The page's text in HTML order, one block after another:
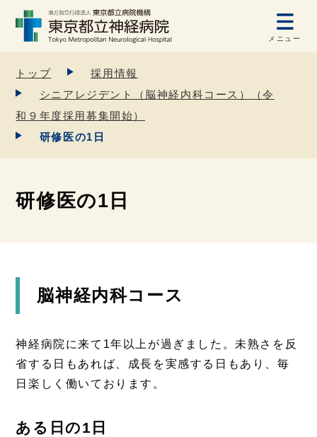
メニュー
トップ
採用情報
シニアレジデント（脳神経内科コース）（令
和９年度採用募集開始）
研修医の1日
研修医の1日
脳神経内科コース
神経病院に来て1年以上が過ぎました。未熟さを反
省する日もあれば、成長を実感する日もあり、毎
日楽しく働いております。
ある日の1日